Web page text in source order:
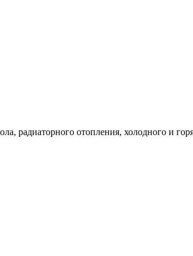
радиаторного отопления, холодного и